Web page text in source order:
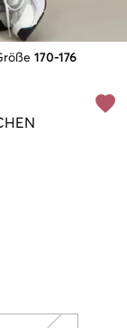
170-176